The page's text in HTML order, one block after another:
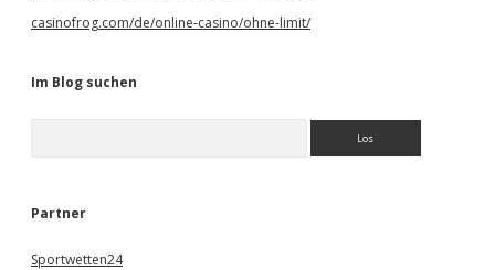
casinofrog.com/de/online-casino/ohne-limit/
Im Blog suchen
e
Partner
Sportwetten24